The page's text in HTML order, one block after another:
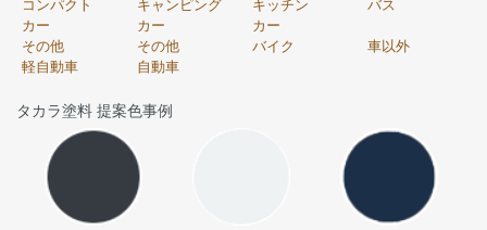
コンパクト
カー
キャンピング
カー
キッチン
カー
バス
その他
軽自動車
その他
自動車
バイク 車以外
タカラ塗料 提案色事例